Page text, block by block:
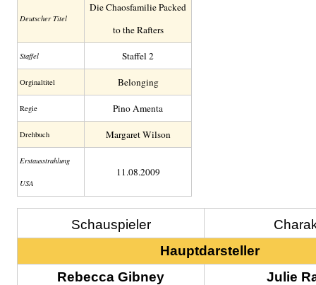
Deutscher Titel
Die Chaosfamilie Packed
to the Rafters
Staffel Staffel 2
Orginaltitel Belonging
Regie Pino Amenta
Drehbuch Margaret Wilson
Erstaus­strahlung
USA
11.08.2009
Schauspieler
Hauptdarsteller
Rebecca Gibney
Julie